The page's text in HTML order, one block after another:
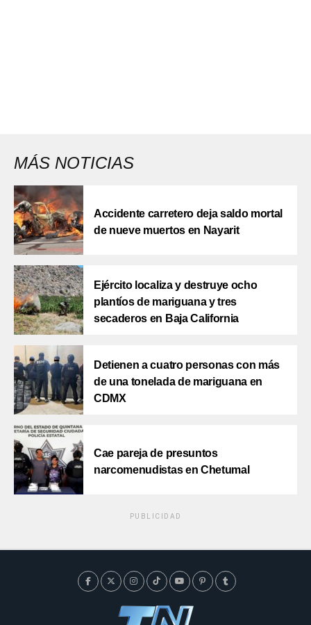
MÁS NOTICIAS
Accidente carretero deja saldo mortal
de nueve muertos en Nayarit
Ejército localiza y destruye ocho
plantíos de mariguana y tres
secaderos en Baja California
Detienen a cuatro personas con más
de una tonelada de mariguana en
CDMX
Cae pareja de presuntos
narcomenudistas en Chetumal
PUBLICIDAD